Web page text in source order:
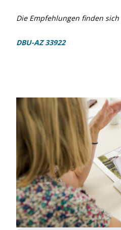
Die Empfehlungen finden sich
DBU-AZ 33922